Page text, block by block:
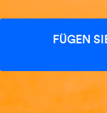
FÜGEN